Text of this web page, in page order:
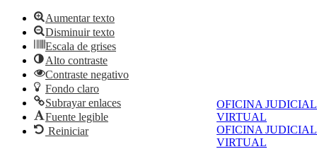
OFICINA JUDICIAL
VIRTUAL
OFICINA JUDICIAL
VIRTUAL
Aumentar texto
Disminuir texto
Escala de grises
Alto contraste
Contraste negativo
Fondo claro
Subrayar enlaces
Fuente legible
Reiniciar